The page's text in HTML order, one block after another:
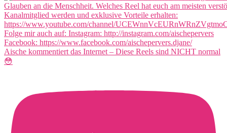
Aische kommentiert das Internet – Diese Reels sind NICHT normal
😳